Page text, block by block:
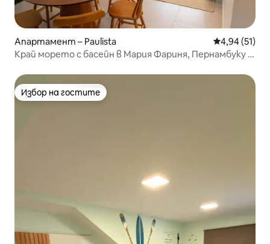
Апартамент – Paulista Средна
4,94 (51)
Край морето с басейн в Мария Фариня, Пернамбуку –
Избор на гостите
Избор на гостите